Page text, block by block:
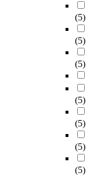
(5)
(5)
(5)
(5)
(5)
(5)
(5)